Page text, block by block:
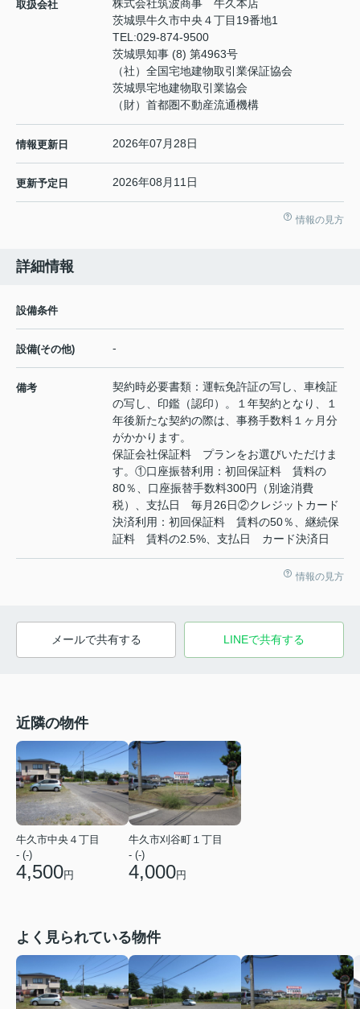
取扱会社
株式会社筑波商事 牛久本店
茨城県牛久市中央４丁目19番地1
TEL:029-874-9500
茨城県知事 (8) 第4963号
（社）全国宅地建物取引業保証協会
茨城県宅地建物取引業協会
（財）首都圏不動産流通機構
情報更新日 2026年07月28日
更新予定日 2026年08月11日
情報の見方
詳細情報
設備条件
設備(その他) -
備考
契約時必要書類：運転免許証の写し、車検証
の写し、印鑑（認印）。１年契約となり、１
年後新たな契約の際は、事務手数料１ヶ月分
がかかります。
保証会社保証料 プランをお選びいただけま
す。①口座振替利用：初回保証料 賃料の
80％、口座振替手数料300円（別途消費
税）、支払日 毎月26日②クレジットカード
決済利用：初回保証料 賃料の50％、継続保
証料 賃料の2.5%、支払日 カード決済日
情報の見方
メールで共有する LINEで共有する
近隣の物件
牛久市中央４丁目
- (-)
4,500円
牛久市刈谷町１丁目
- (-)
4,000円
よく見られている物件